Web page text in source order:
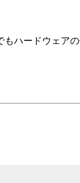
ハードウェア